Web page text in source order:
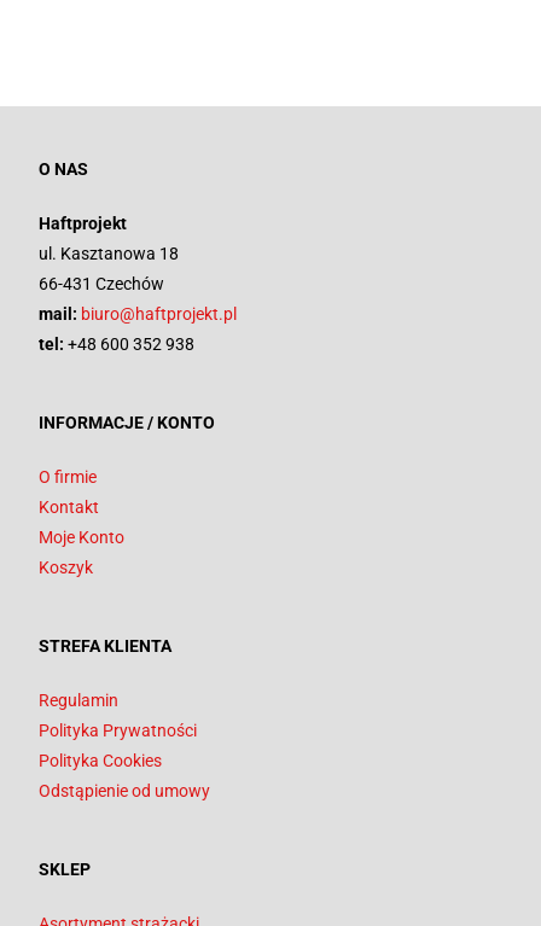
O NAS
Haftprojekt
ul. Kasztanowa 18
66-431 Czechów
mail: biuro@haftprojekt.pl
tel: +48 600 352 938
INFORMACJE / KONTO
O firmie
Kontakt
Moje Konto
Koszyk
STREFA KLIENTA
Regulamin
Polityka Prywatności
Polityka Cookies
Odstąpienie od umowy
SKLEP